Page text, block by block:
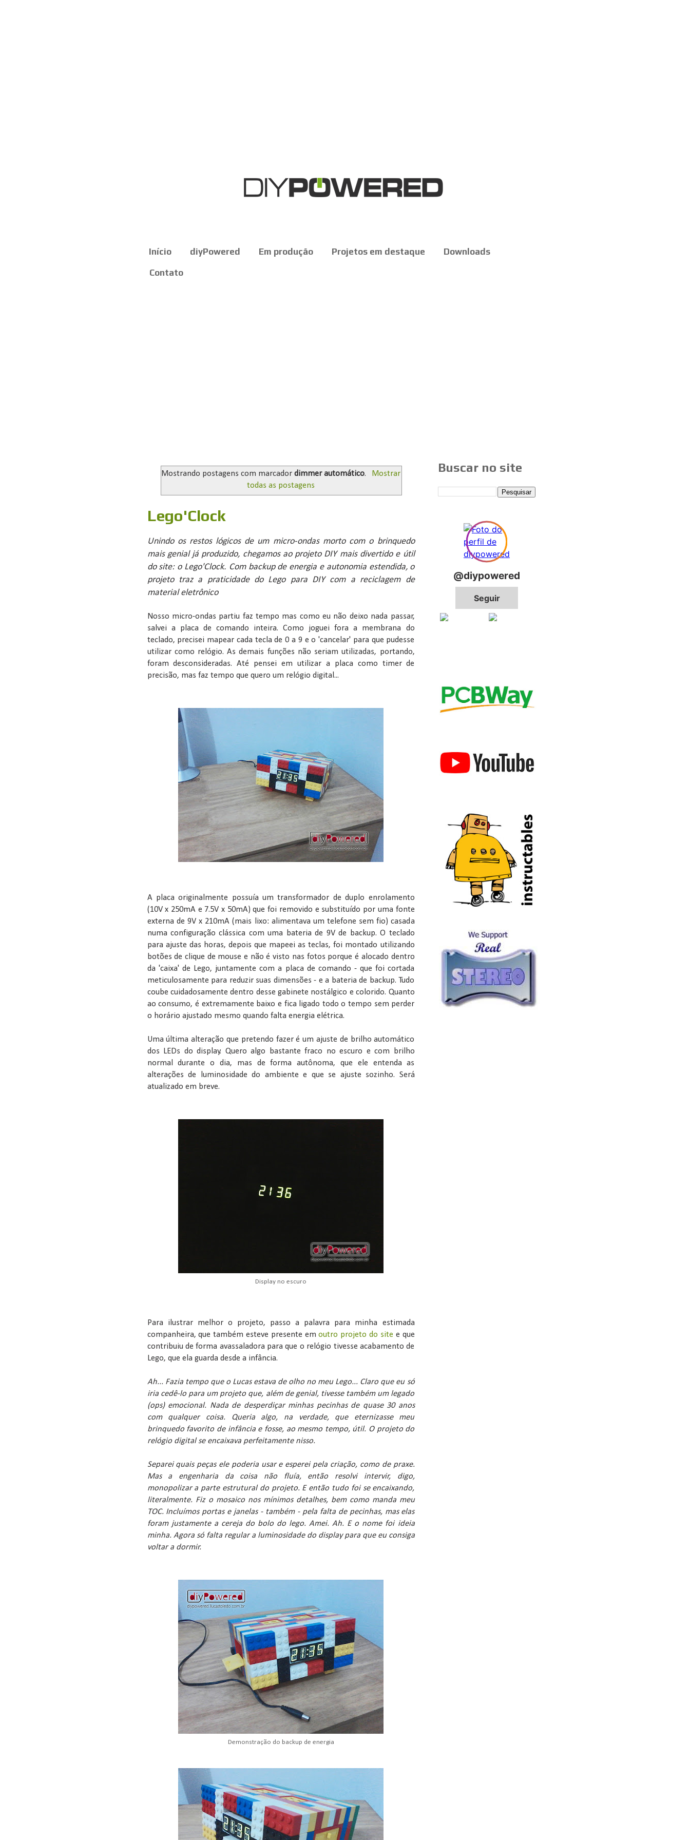
Início diyPowered Em produção Projetos em destaque Downloads
Contato
Mostrando postagens com marcadordimmer automático.
Mostrar
todas as postagens
Lego'Clock
Unindo os restos lógicos de um micro-ondas morto com o brinquedo
mais genial já produzido, chegamos ao projeto DIY mais divertido e útil
do site: o Lego'Clock. Com backup de energia e autonomia estendida, o
projeto traz a praticidade do Lego para DIY com a reciclagem de
material eletrônico
Nosso micro-ondas partiu faz tempo mas como eu não deixo nada passar,
salvei a placa de comando inteira. Como joguei fora a membrana do
teclado, precisei mapear cada tecla de 0 a 9 e o 'cancelar' para que pudesse
utilizar como relógio. As demais funções não seriam utilizadas, portando,
foram desconsideradas. Até pensei em utilizar a placa como timer de
precisão, mas faz tempo que quero um relógio digital...
A placa originalmente possuía um transformador de duplo enrolamento
(10V x 250mA e 7.5V x 50mA) que foi removido e substituído por uma fonte
externa de 9V x 210mA (mais lixo: alimentava um telefone sem fio) casada
numa configuração clássica com uma bateria de 9V de backup. O teclado
para ajuste das horas, depois que mapeei as teclas, foi montado utilizando
botões de clique de mouse e não é visto nas fotos porque é alocado dentro
da 'caixa' de Lego, juntamente com a placa de comando - que foi cortada
meticulosamente para reduzir suas dimensões - e a bateria de backup. Tudo
coube cuidadosamente dentro desse gabinete nostálgico e colorido. Quanto
ao consumo, é extremamente baixo e fica ligado todo o tempo sem perder
o horário ajustado mesmo quando falta energia elétrica.
Uma última alteração que pretendo fazer é um ajuste de brilho automático
dos LEDs do display. Quero algo bastante fraco no escuro e com brilho
normal durante o dia, mas de forma autônoma, que ele entenda as
alterações de luminosidade do ambiente e que se ajuste sozinho. Será
atualizado em breve.
Display no escuro
Para ilustrar melhor o projeto, passo a palavra para minha estimada
companheira, que também esteve presente emoutro projeto do site e que
contribuiu de forma avassaladora para que o relógio tivesse acabamento de
Lego, que ela guarda desde a infância.
Ah... Fazia tempo que o Lucas estava de olho no meu Lego... Claro que eu só
iria cedê-lo para um projeto que, além de genial, tivesse também um legado
(ops) emocional. Nada de desperdiçar minhas pecinhas de quase 30 anos
com qualquer coisa. Queria algo, na verdade, que eternizasse meu
brinquedo favorito de infância e fosse, ao mesmo tempo, útil. O projeto do
relógio digital se encaixava perfeitamente nisso.
Separei quais peças ele poderia usar e esperei pela criação, como de praxe.
Mas a engenharia da coisa não fluía, então resolvi intervir, digo,
monopolizar a parte estrutural do projeto. E então tudo foi se encaixando,
literalmente. Fiz o mosaico nos mínimos detalhes, bem como manda meu
TOC. Incluímos portas e janelas - também - pela falta de pecinhas, mas elas
foram justamente a cereja do bolo do lego. Amei. Ah. E o nome foi ideia
minha. Agora só falta regular a luminosidade do display para que eu consiga
voltar a dormir.
Demonstração do backup de energia
Buscar no site